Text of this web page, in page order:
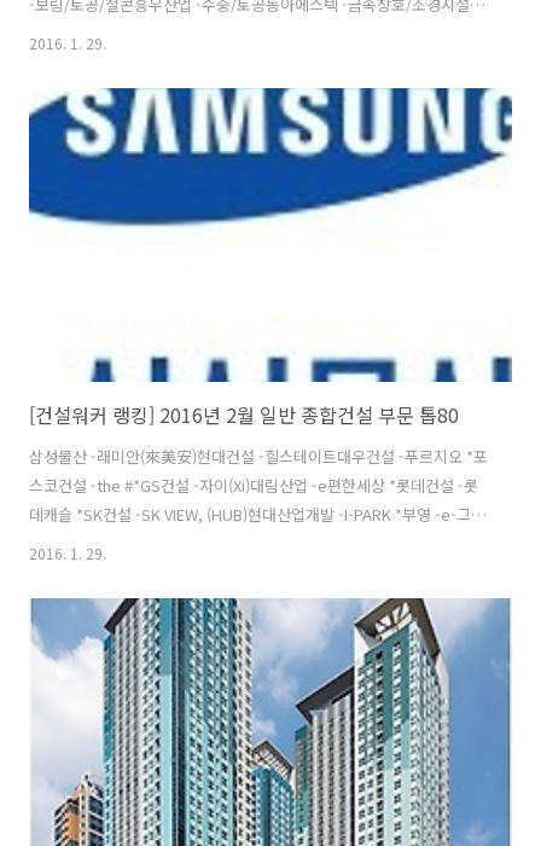
호개발 -토공/철콘케이블텍 -교량/구조물 출처 : 건설워커
취업 #인기순위 #건설워커랭킹
2016. 1. 29.
[건설워커 랭킹] 2016년 2월 일반 종합건설 부문 톱80
삼성물산 -래미안(來美安)현대건설 -힐스테이트대우건설 -푸르지오 *포
스코건설 -the #*GS건설 -자이(Xi)대림산업 -e편한세상 *롯데건설 -롯
데캐슬 *SK건설 -SK VIEW, (HUB)현대산업개발 -I-PARK *부영 -e-그린
타운 *호반건설 -베르디움 *두산건설 -두산위브(We've)한화건설 -꿈에
목공사쌍용건설 -쌍용 예가 *코오롱글로벌 -하늘채한양 -수자인케이씨
씨건설 -스위첸 *한신공영 -한신休플러스한라 -한라비발디한진중공업 -
해모로 *태영건설 -데시앙서희건설 -스타힐스우미건설 -우미 린 *효성 -
백년家약신세계건설 -쉐덴서브원 -일반환경,건축 *삼호(W) 6e편한세상
*동원개발 -동원로얄듀크동부건설(법) -센트레빌경남기업(법)..
2016. 1. 29.